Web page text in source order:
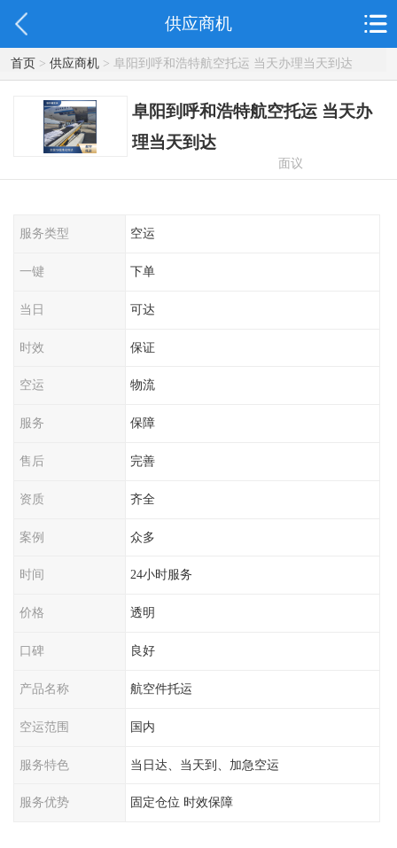
供应商机
首页> 供应商机> 阜阳到呼和浩特航空托运 当天办理当天到达
阜阳到呼和浩特航空托运 当天办
理当天到达
面议
服务类型 空运
一键 下单
当日 可达
时效 保证
空运 物流
服务 保障
售后 完善
资质 齐全
案例 众多
时间 24小时服务
价格 透明
口碑 良好
产品名称 航空件托运
空运范围 国内
服务特色 当日达、当天到、加急空运
服务优势 固定仓位 时效保障